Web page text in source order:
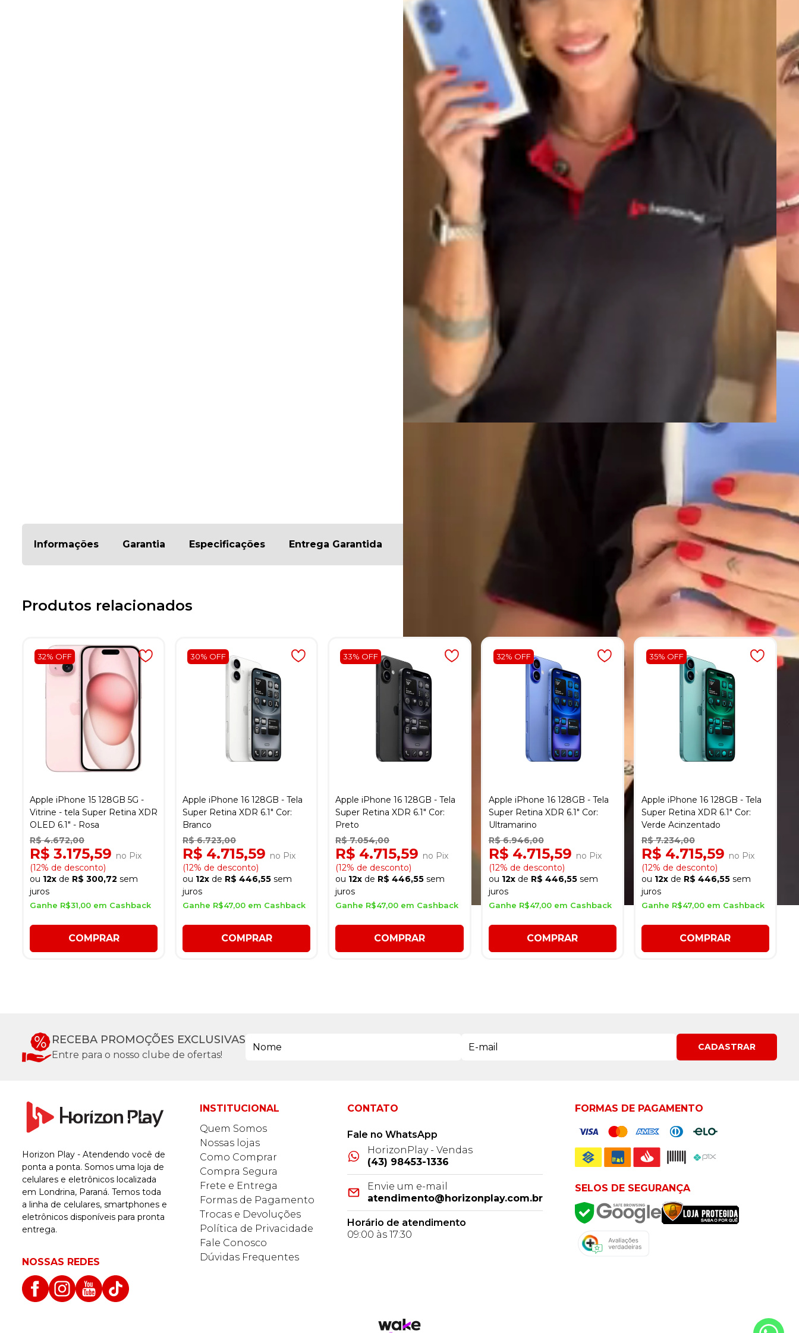
Calcular o valor do frete e prazo de entrega
Informações Garantia Especificações Entrega Garantida Avaliações
Produtos relacionados
32% OFF
Apple iPhone 15 128GB 5G -
Vitrine - tela Super Retina XDR
OLED 6.1" - Rosa
R$ 4.672,00
R$ 3.175,59 no Pix
(12% de desconto)
ou 12x de R$ 300,72 sem
juros
Ganhe R$31,00 em Cashback
COMPRAR
30% OFF
Apple iPhone 16 128GB - Tela
Super Retina XDR 6.1" Cor:
Branco
R$ 6.723,00
R$ 4.715,59 no Pix
(12% de desconto)
ou 12x de R$ 446,55 sem
juros
Ganhe R$47,00 em Cashback
COMPRAR
33% OFF
Apple iPhone 16 128GB - Tela
Super Retina XDR 6.1" Cor:
Preto
R$ 7.054,00
R$ 4.715,59 no Pix
(12% de desconto)
ou 12x de R$ 446,55 sem
juros
Ganhe R$47,00 em Cashback
COMPRAR
32% OFF
Apple iPhone 16 128GB - Tela
Super Retina XDR 6.1" Cor:
Ultramarino
R$ 6.946,00
R$ 4.715,59 no Pix
(12% de desconto)
ou 12xde R$ 446,55 sem
juros
Ganhe R$47,00 em Cashback
COMPRAR
35% OFF
Apple iPhone 16 128GB - Tela
Super Retina XDR 6.1" Cor:
Verde Acinzentado
R$ 7.234,00
R$ 4.715,59 no Pix
(12% de desconto)
ou 12xde R$ 446,55 sem
juros
Ganhe R$47,00 em Cashback
COMPRAR
RECEBA PROMOÇÕES EXCLUSIVAS
Entre para o nosso clube de ofertas!
CADASTRAR
Horizon Play - Atendendo você de
ponta a ponta. Somos uma loja de
celulares e eletrônicos localizada
em Londrina, Paraná. Temos toda
a linha de celulares, smartphones e
eletrônicos disponíveis para pronta
entrega.
NOSSAS REDES
INSTITUCIONAL
Quem Somos
Nossas lojas
Como Comprar
Compra Segura
Frete e Entrega
Formas de Pagamento
Trocas e Devoluções
Política de Privacidade
Fale Conosco
Dúvidas Frequentes
CONTATO
Fale no WhatsApp
HorizonPlay - Vendas
(43) 98453-1336
Envie um e-mail
atendimento@horizonplay.com.br
Horário de atendimento
09:00 às 17:30
FORMAS DE PAGAMENTO
SELOS DE SEGURANÇA